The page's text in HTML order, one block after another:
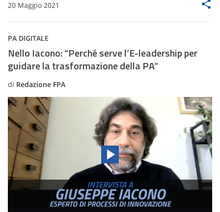
20 Maggio 2021
PA DIGITALE
Nello Iacono: “Perché serve l’E-leadership per
guidare la trasformazione della PA”
di Redazione FPA